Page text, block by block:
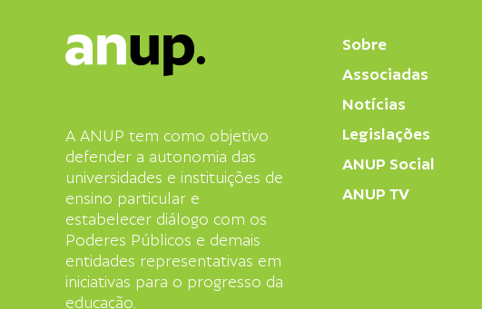
A ANUP tem como objetivo
defender a autonomia das
universidades e instituições de
ensino particular e
estabelecer diálogo com os
Poderes Públicos e demais
entidades representativas em
iniciativas para o progresso da
educação.
Sobre
Associadas
Notícias
Legislações
ANUP Social
ANUP TV